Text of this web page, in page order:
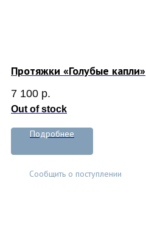
Протяжки «Голубые капли»
7 100 р.
Out of stock
Подробнее
Сообщить о поступлении